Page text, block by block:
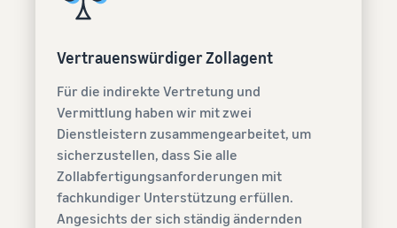
Vertrauenswürdiger Zollagent
Für die indirekte Vertretung und
Vermittlung haben wir mit zwei
Dienstleistern zusammengearbeitet, um
sicherzustellen, dass Sie alle
Zollabfertigungsanforderungen mit
fachkundiger Unterstützung erfüllen.
Angesichts der sich ständig ändernden